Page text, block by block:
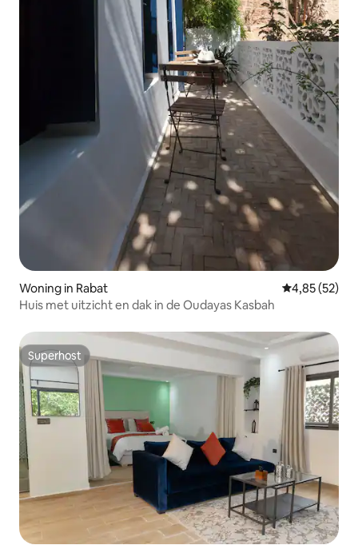
Woning in Rabat Gemiddelde
4,85 (52)
Huis met uitzicht en dak in de Oudayas Kasbah
Superhost
Superhost